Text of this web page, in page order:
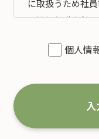
に取扱うため社
人情報保護方針
1.事業の内容及
個人情